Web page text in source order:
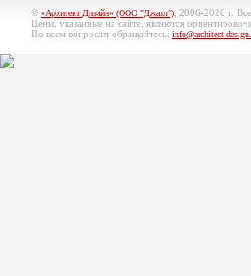
© «Архитект Дизайн» (ООО "Джазл") , 2006-2026 г.
Цены, указанные на сайте, являются
По всем вопросам обращайтесь: info@architect-